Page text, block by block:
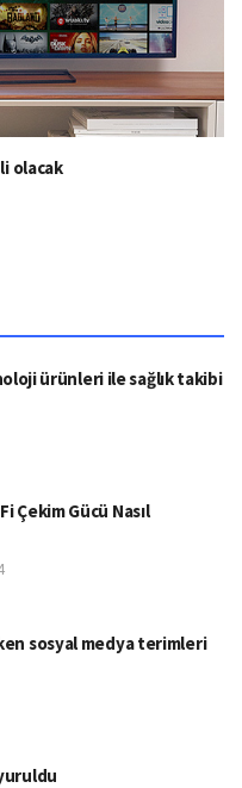
olacak
ürünleri ile sağlık takibi
Çekim Gücü Nasıl
sosyal medya terimleri